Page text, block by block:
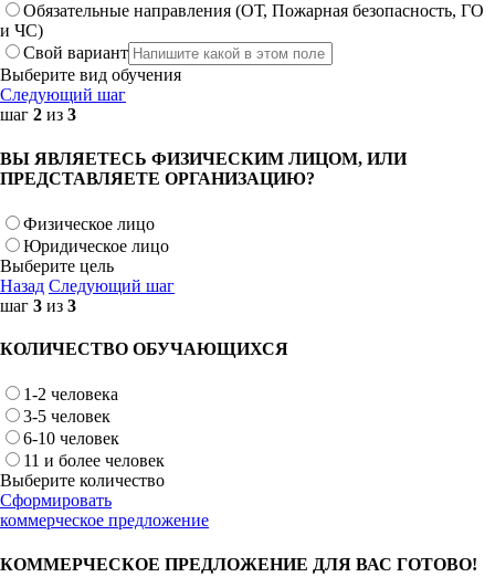
Обязательные направления (ОТ, Пожарная безопасность, ГО
и ЧС)
Свой вариант
Выберите вид обучения
Следующий шаг
шаг 2 из 3
ВЫ ЯВЛЯЕТЕСЬ ФИЗИЧЕСКИМ ЛИЦОМ, ИЛИ
ПРЕДСТАВЛЯЕТЕ ОРГАНИЗАЦИЮ?
Физическое лицо
Юридическое лицо
Выберите цель
Назад Следующий шаг
шаг 3 из 3
КОЛИЧЕСТВО ОБУЧАЮЩИХСЯ
1-2 человека
3-5 человек
6-10 человек
11 и более человек
Выберите количество
Сформировать
коммерческое предложение
КОММЕРЧЕСКОЕ ПРЕДЛОЖЕНИЕ ДЛЯ ВАС ГОТОВО!